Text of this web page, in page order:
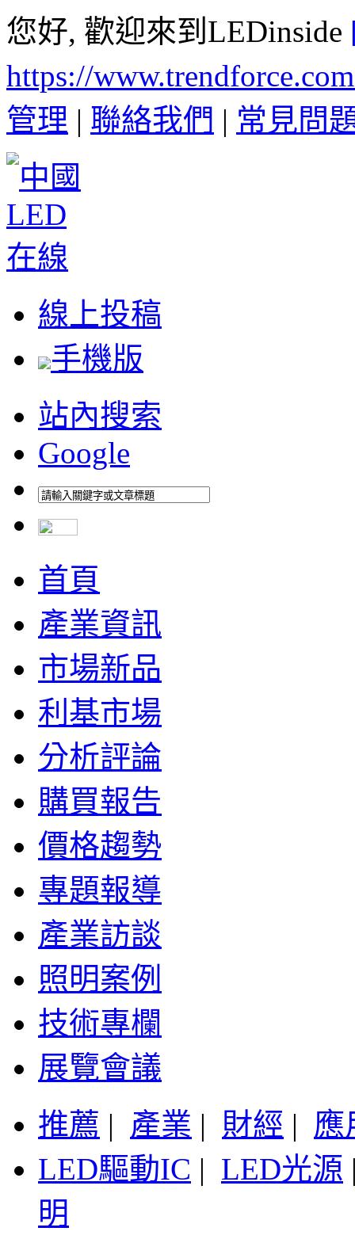
您好, 歡迎來到LEDinside
https://
管理 | 聯絡我們 | 常見問
線上投稿
手機版
站內搜索
Google
首頁
產業資訊
市場新品
利基市場
分析評論
購買報告
價格趨勢
專題報導
產業訪談
照明案例
技術專欄
展覽會議
推薦 | 產業 | 財經 | 應
LED驅動IC | LED光源
明